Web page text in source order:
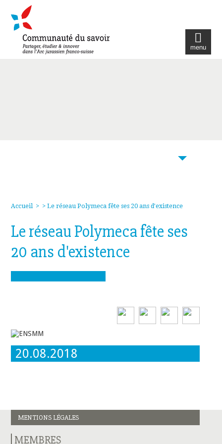
menu
Accueil> > Le réseau Polymeca fête ses 20 ans d’existence
Le réseau Polymeca fête ses
20 ans d'existence
20.08.2018
MENTIONS LÉGALES
MEMBRES